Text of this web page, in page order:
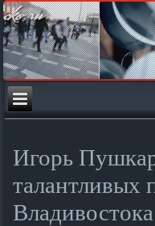
Игорь
талантливых
Владивостока